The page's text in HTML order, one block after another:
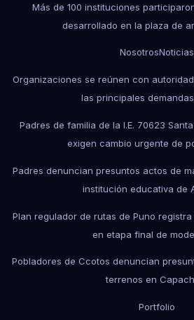
Más de 100 instituciones
desarrollado en la plaza de
NosotrosNoticias
Organizaciones se reúnen con
las principales
Padres de familia de la I.E. 70623
exigen cambio urgente de
Padres denuncian presuntos actos de
institución educativa de
Plan regulador de rutas de Puno
en etapa final de
Pobladores de Ccotos denuncian
terrenos en
Portfolio